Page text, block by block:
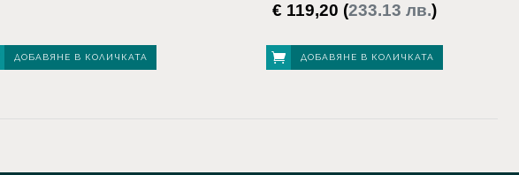
ДОБАВЯНЕ В КОЛИЧКАТА
Original
was:
€ 149,00.
€ 119,20 (233.13 лв.)Текущата
е:
€ 119,20.
ДОБАВЯНЕ В КОЛИЧКАТА